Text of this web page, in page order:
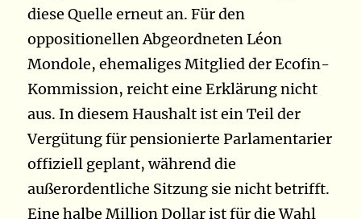
diese Quelle erneut an. Für den
oppositionellen Abgeordneten Léon
Mondole, ehemaliges Mitglied der Ecofin-
Kommission, reicht eine Erklärung nicht
aus. In diesem Haushalt ist ein Teil der
Vergütung für pensionierte Parlamentarier
offiziell geplant, während die
außerordentliche Sitzung sie nicht betrifft.
Eine halbe Million Dollar ist für die Wahl